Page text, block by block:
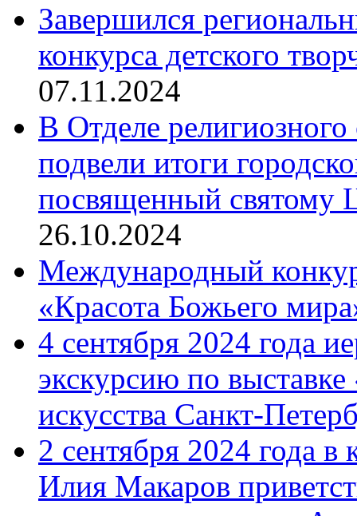
Завершился
конкурса детского
07.11.2024
В Отделе религиозного
подвели итоги
посвященный святому
26.10.2024
Международный
«Красота Божьего
4 сентября 2024 года
экскурсию по
искусства Санкт-
2 сентября 2024 года
Илия Макаров